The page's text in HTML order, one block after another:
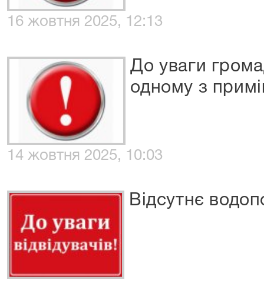
16 жовтня 2025, 12:13
До уваги
одному з
14 жовтня 2025, 10:03
Відсутнє